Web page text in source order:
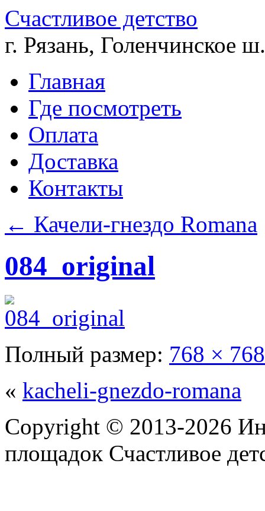
Счастливое детство
г. Рязань, Голенчинское
Главная
Где посмотреть
Оплата
Доставка
Контакты
← Качели-гнездо Romana
084_original
Полный размер: 768 × 768
« kacheli-gnezdo-romana
Copyright © 2013-2026
площадок Счастливое